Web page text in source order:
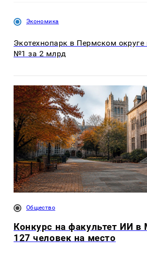
Экономика
Экотехнопарк в Пермском округе
№1 за 2 млрд
Общество
Конкурс на факультет ИИ в
127 человек на место